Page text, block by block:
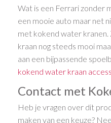
Wat is een Ferrari zonder
een mooie auto maar net
met kokend water kranen.
kraan nog steeds mooi
aan een bijpassende
kokend water kraan
Contact met
Heb je vragen over dit
maken van een keuze?